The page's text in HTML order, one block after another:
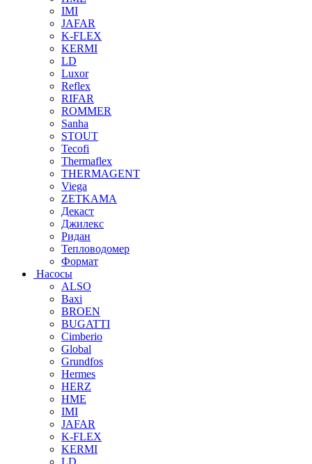
IMI
JAFAR
K-FLEX
KERMI
LD
Luxor
Reflex
RIFAR
ROMMER
Sanha
STOUT
Tecofi
Thermaflex
THERMAGENT
Viega
ZETKAMA
Декаст
Джилекс
Ридан
Тепловодомер
Формат
Насосы
ALSO
Baxi
BROEN
BUGATTI
Cimberio
Global
Grundfos
Hermes
HERZ
HME
IMI
JAFAR
K-FLEX
KERMI
LD